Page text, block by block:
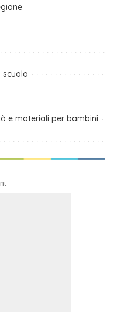
scuola
e materiali per bambini
–